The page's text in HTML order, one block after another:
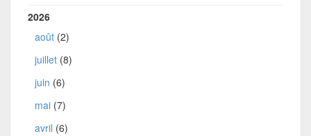
2026
août (2)
juillet (8)
juin (6)
mai (7)
avril (6)